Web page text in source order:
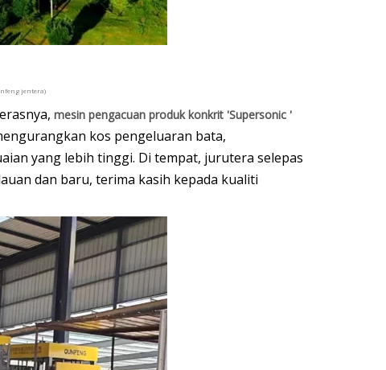
jentera)
mesin pengacuan produk konkrit 'Supersonic '
kos pengeluaran bata,
yang lebih tinggi. Di tempat, jurutera selepas
dan baru, terima kasih kepada kualiti